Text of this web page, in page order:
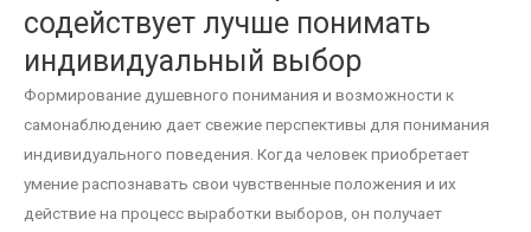
содействует лучше понимать
индивидуальный выбор
Формирование душевного понимания и возможности к
самонаблюдению дает свежие перспективы для понимания
индивидуального поведения. Когда человек приобретает
умение распознавать свои чувственные положения и их
действие на процесс выработки выборов, он получает